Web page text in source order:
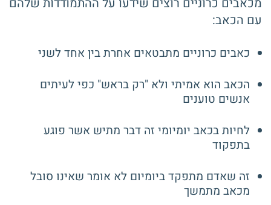
עם הכאב:
כאבים כרוניים מתבטאים אחרת בין אחד לשני
הכאב הוא אמיתי ולא "רק בראש" כפי לעיתים
אנשים טוענים
לחיות בכאב יומיומי זה דבר מתיש אשר פוגע
בתפקוד
זה שאדם מתפקד ביומיום לא אומר שאינו סובל
מכאב מתמשך